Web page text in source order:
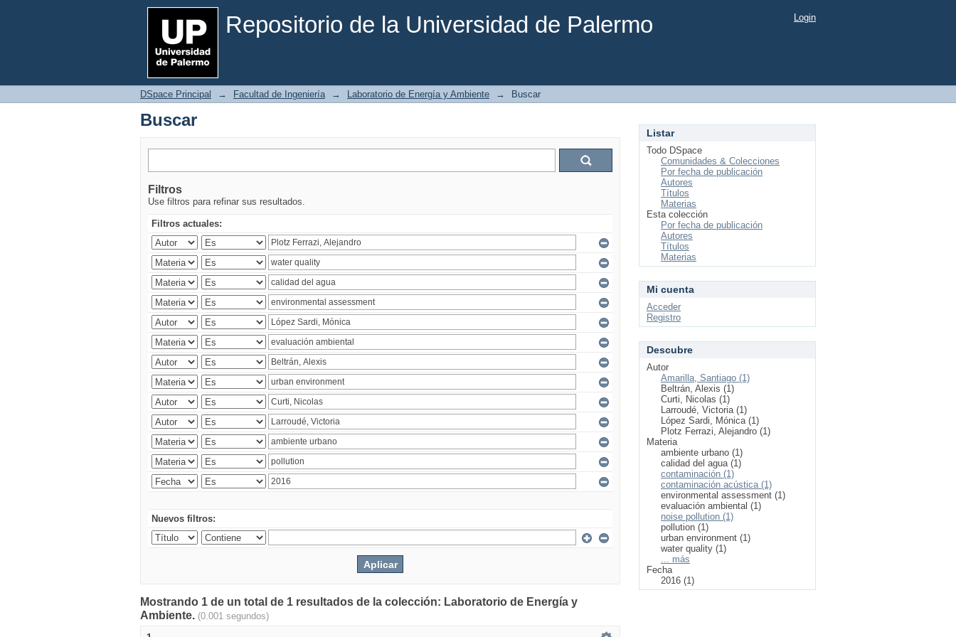
Repositorio de la Universidad de Palermo
Buscar Login
DSpace Principal → Facultad de Ingeniería → Laboratorio de Energía y Ambiente → Buscar
Buscar
Filtros
Use filtros para refinar sus resultados.
Filtros actuales:
Nuevos filtros:
Mostrando 1 de un total de 1 resultados de la colección: Laboratorio de Energía y
Ambiente. (0.001 segundos)
Listar
Todo DSpace
Comunidades & Colecciones
Por fecha de publicación
Autores
Títulos
Materias
Esta colección
Por fecha de publicación
Autores
Títulos
Materias
Mi cuenta
Acceder
Registro
Descubre
Autor
Amarilla, Santiago (1)
Beltrán, Alexis (1)
Curti, Nicolas (1)
Larroudé, Victoria (1)
López Sardi, Mónica (1)
Plotz Ferrazi, Alejandro (1)
Materia
ambiente urbano (1)
calidad del agua (1)
contaminación (1)
contaminación acústica (1)
environmental assessment (1)
evaluación ambiental (1)
noise pollution (1)
pollution (1)
urban environment (1)
water quality (1)
... más
Fecha
2016 (1)